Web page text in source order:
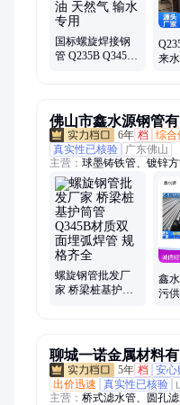
国标螺旋焊接钢
管 Q235B Q345B
来
佛山市鑫水源钢管有
6年 档 综合
真实性已核验
广东佛山
主营： 球墨铸铁管、镀锌
旋钢管、涂塑钢管、环氧
管、3pe钢管、聚乙烯防
管、8710防腐钢管、弯头
油二布、三油一步
螺旋钢管批发厂
家 桥梁桩基护筒
鑫
污
聊城一诺金属材料有
5年 档 安心
出价迅速
真实性已核验
主营： 桥式滤水管、圆孔